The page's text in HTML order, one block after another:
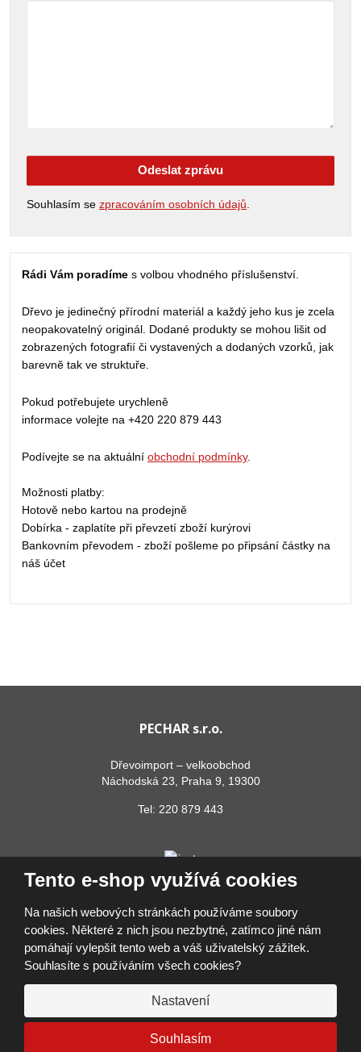
Tento e-shop využívá cookies
Na našich webových stránkách používáme soubory
cookies. Některé z nich jsou nezbytné, zatímco jiné nám
pomáhají vylepšit tento web a váš uživatelský zážitek.
Souhlasíte s používáním všech cookies?
Nastavení
Souhlasím
Odeslat zprávu
Souhlasím se zpracováním osobních údajů
Rádi Vám poradíme s volbou vhodného příslušenství.
Dřevo je jedinečný přírodní materiál a každý jeho kus je zcela
neopakovatelný originál. Dodané produkty se mohou lišit od
zobrazených fotografií či vystavených a dodaných vzorků, jak
barevně tak ve struktuře.
Pokud potřebujete urychleně
informace volejte na +420 220 879 443
Podívejte se na aktuálníobchodní podmínky.
Možnosti platby:
Hotově nebo kartou na prodejně
Dobírka - zaplatíte při převzetí zboží kurýrovi
Bankovním převodem - zboží pošleme po připsání částky na
náš účet
PECHAR s.r.o.
Dřevoimport – velkoobchod
Náchodská 23, Praha 9, 19300
Tel: 220 879 443
© 2026, PECHAR s.r.o.
Prohlášení o přístupnosti |Ochrana osobních údajů
Přihlásit se
VISA MasterCard